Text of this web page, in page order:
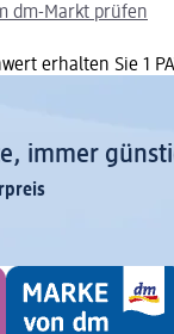
dm-Markt prüfen
erhalten Sie 1
immer